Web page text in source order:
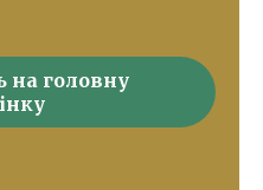
на головну